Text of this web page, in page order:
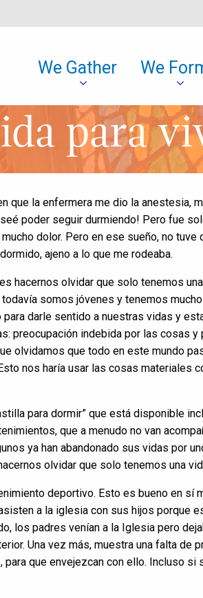
We Gather We
para
que la enfermera me dio la anestesia,
poder seguir durmiendo! Pero fue
dolor. Pero en ese sueño, no tuve
ajeno a lo que me rodeaba.
hacernos olvidar que solo tenemos
somos jóvenes y tenemos
darle sentido a nuestras vidas y
preocupación indebida por las cosas
olvidamos que todo en este mundo
nos haría usar las cosas materiales
para dormir” que está disponible
que a menudo no van
ya han abandonado sus vidas por
olvidar que solo tenemos una
deportivo. Esto es bueno en sí
a la iglesia con sus hijos porque
los padres venían a la Iglesia pero
Una vez más, muestra una falta de
que envejezcan con ello. Incluso si